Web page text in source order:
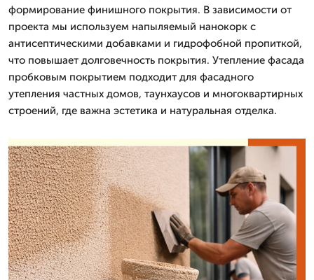
формирование финишного покрытия. В зависимости от
проекта мы используем напыляемый нанокорк с
антисептическими добавками и гидрофобной пропиткой,
что повышает долговечность покрытия. Утепление фасада
пробковым покрытием подходит для фасадного
утепления частных домов, таунхаусов и многоквартирных
строений, где важна эстетика и натуральная отделка.